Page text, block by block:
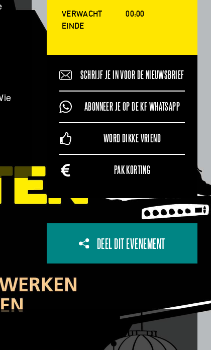
VERWACHT
EINDE
00:00
SCHRIJF JE IN VOOR DE NIEUWSBRIEF
ABONNEER JE OP DE KF WHATSAPP
WORD DIKKE VRIEND
PAK KORTING
DEEL DIT EVENEMENT